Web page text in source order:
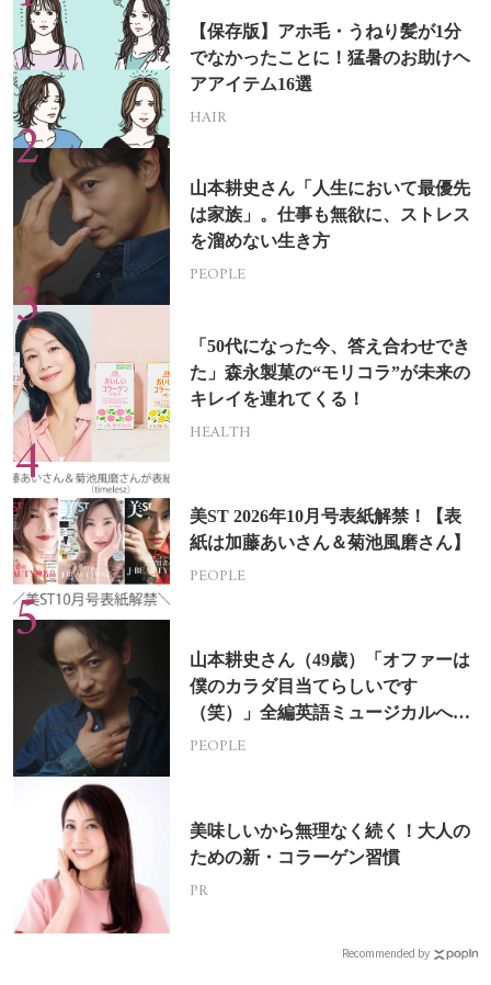
【保存版】アホ毛・うねり髪が1分
でなかったことに！猛暑のお助けヘ
アアイテム16選
HAIR
山本耕史さん「人生において最優先
は家族」。仕事も無欲に、ストレス
を溜めない生き方
PEOPLE
「50代になった今、答え合わせでき
た」森永製菓の“モリコラ”が未来の
キレイを連れてくる！
HEALTH
美ST 2026年10月号表紙解禁！【表
紙は加藤あいさん＆菊池風磨さん】
PEOPLE
山本耕史さん（49歳）「オファーは
僕のカラダ目当てらしいです
（笑）」全編英語ミュージカルへの
挑戦
PEOPLE
美味しいから無理なく続く！大人の
ための新・コラーゲン習慣
PR
Recommended by